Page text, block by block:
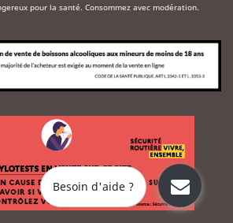
Besoin d'aide ?
pour la santé. Consommez avec modération.